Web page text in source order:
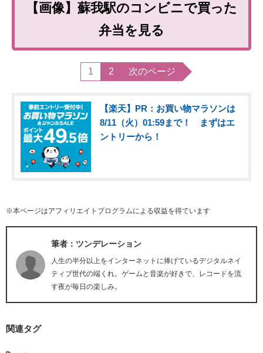
【画像】蘇我駅のコンビニで買った
弁当を見る
1 2 次のページ
【楽天】PR：お買い物マラソンは
8/11（火）01:59まで！ まずはエ
ントリーから！
※本ページはアフィリエイトプログラムによる収益を得ています
筆者：ツンデレーション
人生の半分以上をインターネットに捧げているデジタルネイ
ティブ世代の端くれ。ゲームと音楽が好きで、レコードを流
す夜が毎日の楽しみ。
関連タグ